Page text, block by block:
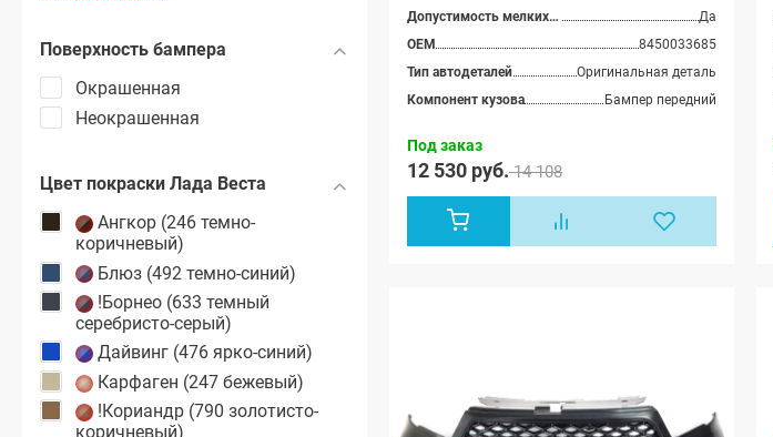
Поверхность бампера
Окрашенная
Неокрашенная
Цвет покраски Лада Веста
Ангкор (246 темно-
коричневый)
Блюз (492 темно-синий)
!Борнео (633 темный
серебристо-серый)
Дайвинг (476 ярко-синий)
Карфаген (247 бежевый)
!Кориандр (790 золотисто-
коричневый)
Допустимость мелких царапин
Да
OEM
8450033685
Тип автодеталей
Оригинальная деталь
Компонент кузова
Бампер передний
Под заказ
12 530 руб.14 108